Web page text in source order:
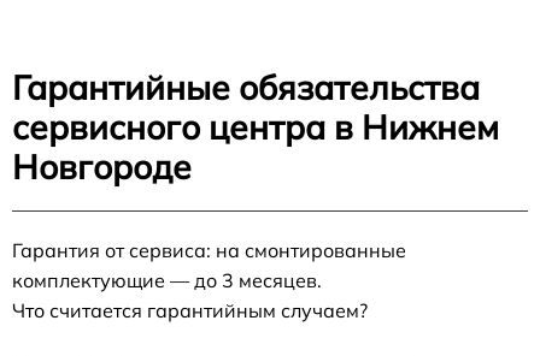
Гарантийные обязательства
сервисного центра в Нижнем
Новгороде
Гарантия от сервиса: на смонтированные
комплектующие — до 3 месяцев.
Что считается гарантийным случаем?